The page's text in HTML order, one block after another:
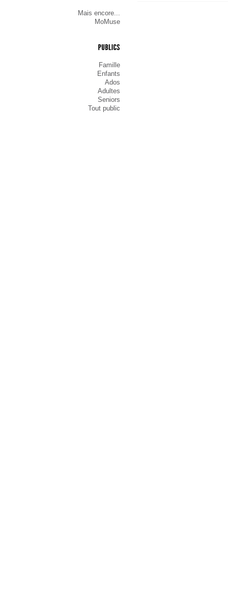
Mais encore...
MoMuse
Famille
Enfants
Ados
Adultes
Seniors
Tout public